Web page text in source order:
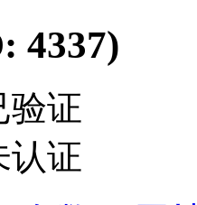
4337)
验证
认证